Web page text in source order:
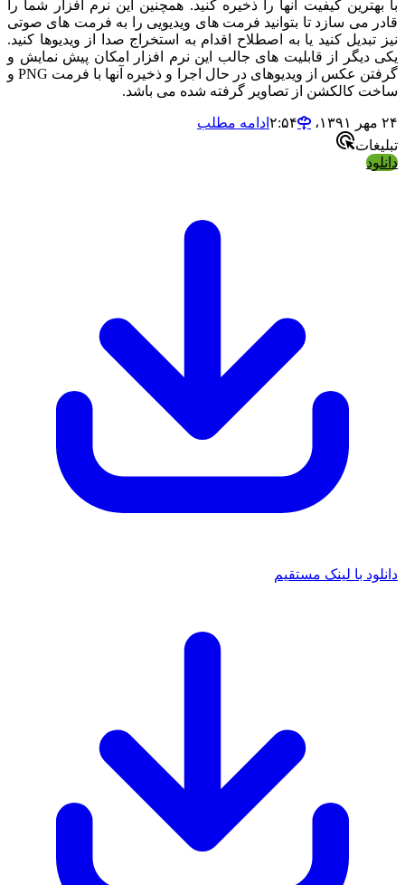
کیفیت آنها را ذخیره کنید. همچنین این نرم افزار شما را
می سازد تا بتوانید فرمت های ویدیویی را به فرمت های صوتی
تبدیل کنید یا به اصطلاح اقدام به استخراج صدا از ویدیوها کنید.
دیگر از قابلیت های جالب این نرم افزار امکان پیش نمایش و
گرفتن عکس از ویدیوهای در حال اجرا و ذخیره آنها با فرمت PNG و
کالکشن از تصاویر گرفته شده می باشد.
ادامه مطلب
با لینک مستقیم